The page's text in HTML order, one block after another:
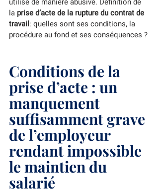
utilisé de manière abusive. Définition de
la prise d’acte de la rupture du contrat de
travail: quelles sont ses conditions, la
procédure au fond et ses conséquences ?
Conditions de la
prise d’acte : un
manquement
suffisamment grave
de l’employeur
rendant impossible
le maintien du
salarié